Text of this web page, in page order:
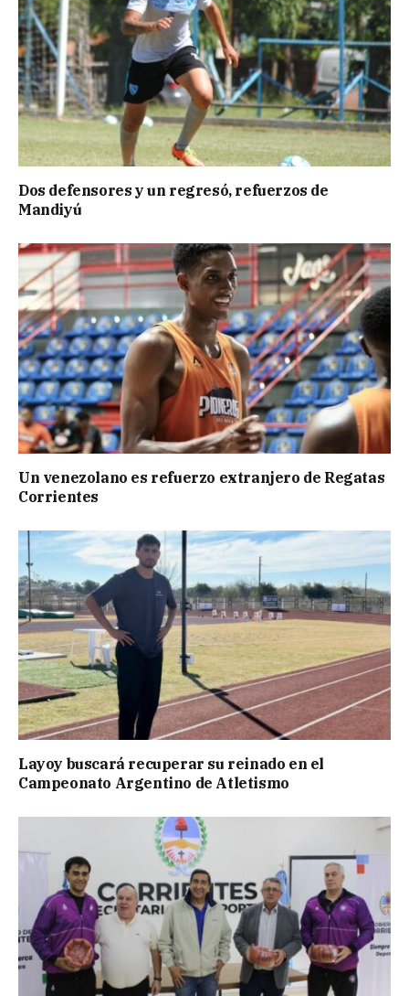
Dos defensores y un regresó, refuerzos de
Mandiyú
Un venezolano es refuerzo extranjero de Regatas
Corrientes
Layoy buscará recuperar su reinado en el
Campeonato Argentino de Atletismo